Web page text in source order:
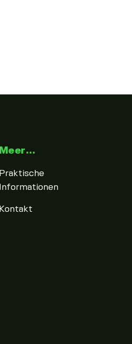
Meer…
Praktische
Informationen
Kontakt